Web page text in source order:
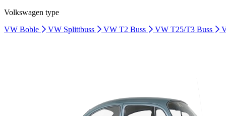
Volkswagen type
VW Boble
VW Splittbuss VW T2 Buss VW T25/T3 Buss